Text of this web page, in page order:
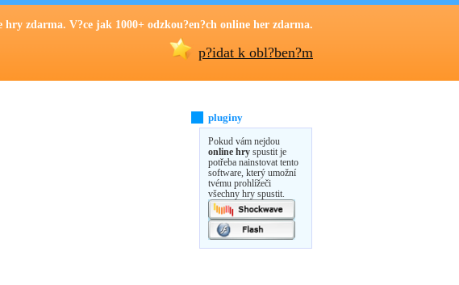
hry zdarma. V?ce jak 1000+ odzkou?en?ch online her zdarma.
p?idat k obl?ben?m
pluginy
Pokud vám nejdou
online hry spustit je
potřeba nainstovat tento
software, který umožní
tvému prohlížeči
všechny hry spustit.